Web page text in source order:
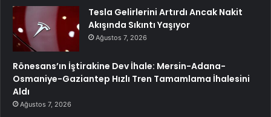
Tesla Gelirlerini Artırdı Ancak Nakit
Akışında Sıkıntı Yaşıyor
Ağustos 7, 2026
Rönesans’ın İştirakine Dev İhale: Mersin-Adana-
Osmaniye-Gaziantep Hızlı Tren Tamamlama İhalesini
Aldı
Ağustos 7, 2026